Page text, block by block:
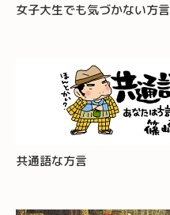
女子大生でも気づかない方言
共通語な方言